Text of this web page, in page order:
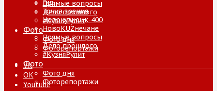
Прямые вопросы
Дело прошлого
#КузняРулит
Фото
Фото дня
Фоторепортажи
VK
ОК
Youtube
Гид
Точка зрения
Новокузнецк-400
НовоKUZнечане
Прямые вопросы
Дело прошлого
#КузняРулит
Фото
Фото дня
Фоторепортажи